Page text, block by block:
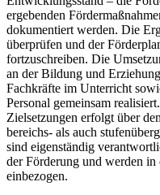
ergebenden
dokumentiert werden. Die
überprüfen und der
fortzuschreiben. Die
an der Bildung und
Fachkräfte im Unterricht
Personal gemeinsam
Zielsetzungen erfolgt über
bereichs- als auch
sind eigenständig
der Förderung und werden in
einbezogen.